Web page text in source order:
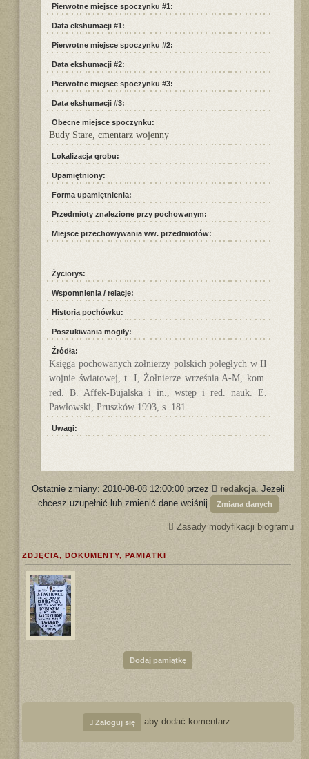
Pierwotne miejsce spoczynku #1:
Data ekshumacji #1:
Pierwotne miejsce spoczynku #2:
Data ekshumacji #2:
Pierwotne miejsce spoczynku #3:
Data ekshumacji #3:
Obecne miejsce spoczynku:
Budy Stare, cmentarz wojenny
Lokalizacja grobu:
Upamiętniony:
Forma upamiętnienia:
Przedmioty znalezione przy pochowanym:
Miejsce przechowywania ww. przedmiotów:
Życiorys:
Wspomnienia / relacje:
Historia pochówku:
Poszukiwania mogiły:
Źródła:
Księga pochowanych żołnierzy polskich poległych w II
wojnie światowej, t. I, Żołnierze września A-M, kom.
red. B. Affek-Bujalska i in., wstęp i red. nauk. E.
Pawłowski, Pruszków 1993, s. 181
Uwagi:
Ostatnie zmiany: 2010-08-08 12:00:00 przez redakcja. Jeżeli
chcesz uzupełnić lub zmienić dane wciśnij
Zmiana danych
Zasady modyfikacji biogramu
ZDJĘCIA, DOKUMENTY, PAMIĄTKI
Dodaj pamiątkę
Zaloguj się aby dodać komentarz.